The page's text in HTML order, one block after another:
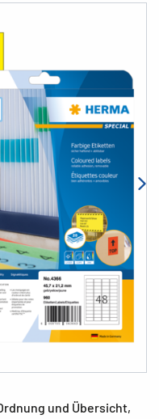
und Übersicht,